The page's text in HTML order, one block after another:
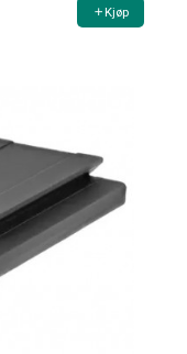
Kjøp